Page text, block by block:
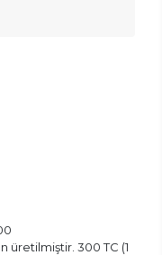
üretilmiştir. 300 TC (1